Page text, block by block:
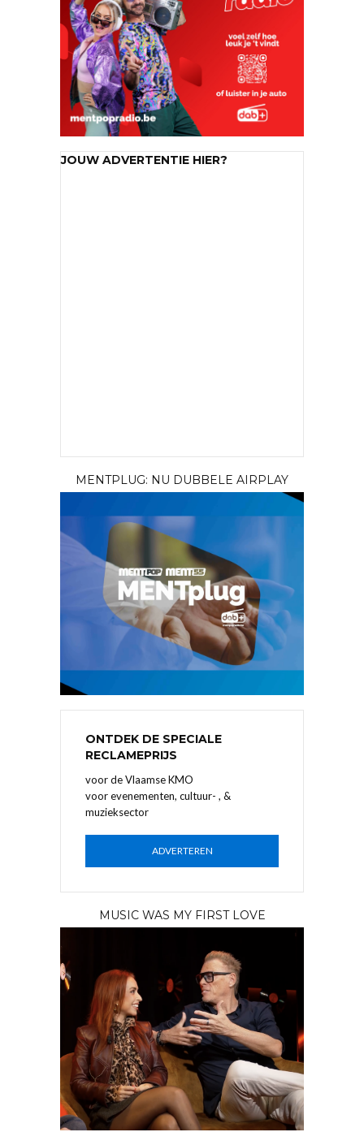
JOUW ADVERTENTIE HIER?
MENTPLUG: NU DUBBELE AIRPLAY
ONTDEK DE SPECIALE
RECLAMEPRIJS
voor de Vlaamse KMO
voor evenementen, cultuur- , &
muzieksector
ADVERTEREN
MUSIC WAS MY FIRST LOVE